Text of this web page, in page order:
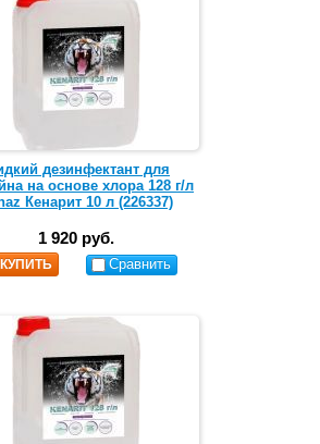
дезинфектант для
на основе хлора 128 г/л
Кенарит 10 л (226337)
1 920 руб.
КУПИТЬ Сравнить